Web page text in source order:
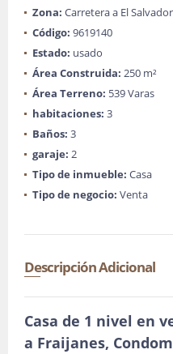
Zona: Carretera a El Salvador
Código: 9619140
Estado: usado
Área Construida: 250 m²
Área Terreno: 539 Varas
habitaciones: 3
Baños: 3
garaje: 2
Tipo de inmueble: Casa
Tipo de negocio: Venta
Descripción Adicional
Casa de 1 nivel en
a Fraijanes,